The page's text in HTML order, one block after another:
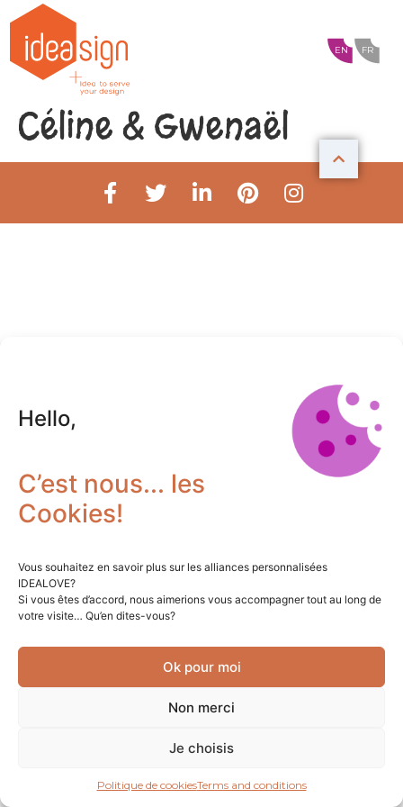
Hello,
C’est nous... les
Cookies!
Vous souhaitez en savoir plus sur les alliances personnalisées
IDEALOVE?
Si vous êtes d’accord, nous aimerions vous accompagner tout au long de
votre visite… Qu’en dites-vous?
Ok pour moi
Non merci
Je choisis
Politique de cookiesTerms and conditions
FR
EN
Céline & Gwenaël